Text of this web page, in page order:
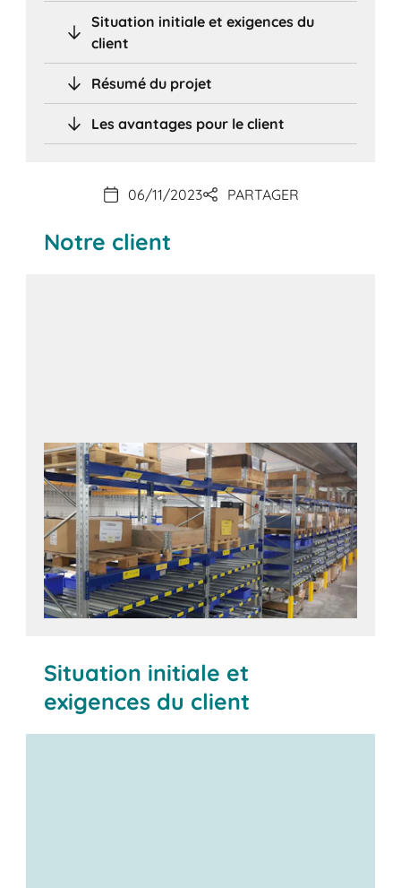
Situation initiale et exigences du
client
Résumé du projet
Les avantages pour le client
06/11/2023 PARTAGER
Notre client
Situation initiale et
exigences du client